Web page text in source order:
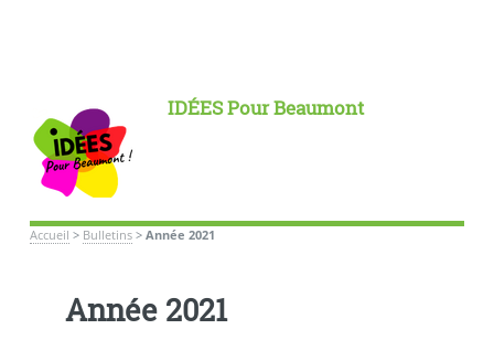
IDÉES Pour Beaumont
Accueil > Bulletins> Année 2021
Année 2021